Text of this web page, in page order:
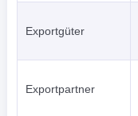
Exportgüter
Exportpartner